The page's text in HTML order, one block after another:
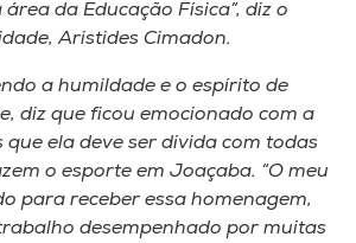
da Educação Física”, diz o
Aristides Cimadon.
a humildade e o espírito de
diz que ficou emocionado com a
que ela deve ser divida com todas
o esporte em Joaçaba. “O meu
para receber essa homenagem,
desempenhado por muitas